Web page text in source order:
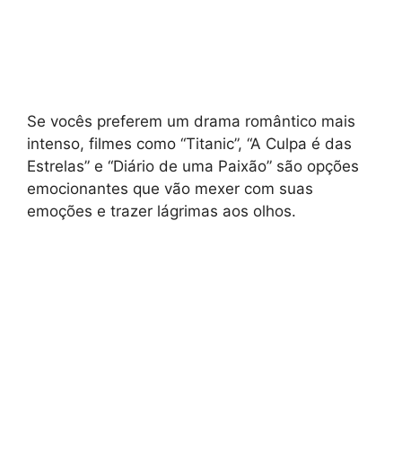
Se vocês preferem um drama romântico mais
intenso, filmes como “Titanic”, “A Culpa é das
Estrelas” e “Diário de uma Paixão” são opções
emocionantes que vão mexer com suas
emoções e trazer lágrimas aos olhos.